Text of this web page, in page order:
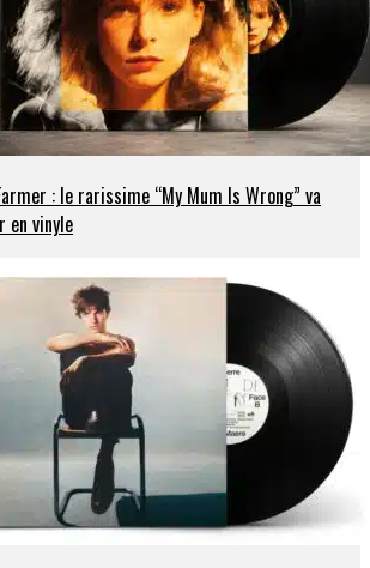
: le rarissime “My Mum Is Wrong” va
vinyle